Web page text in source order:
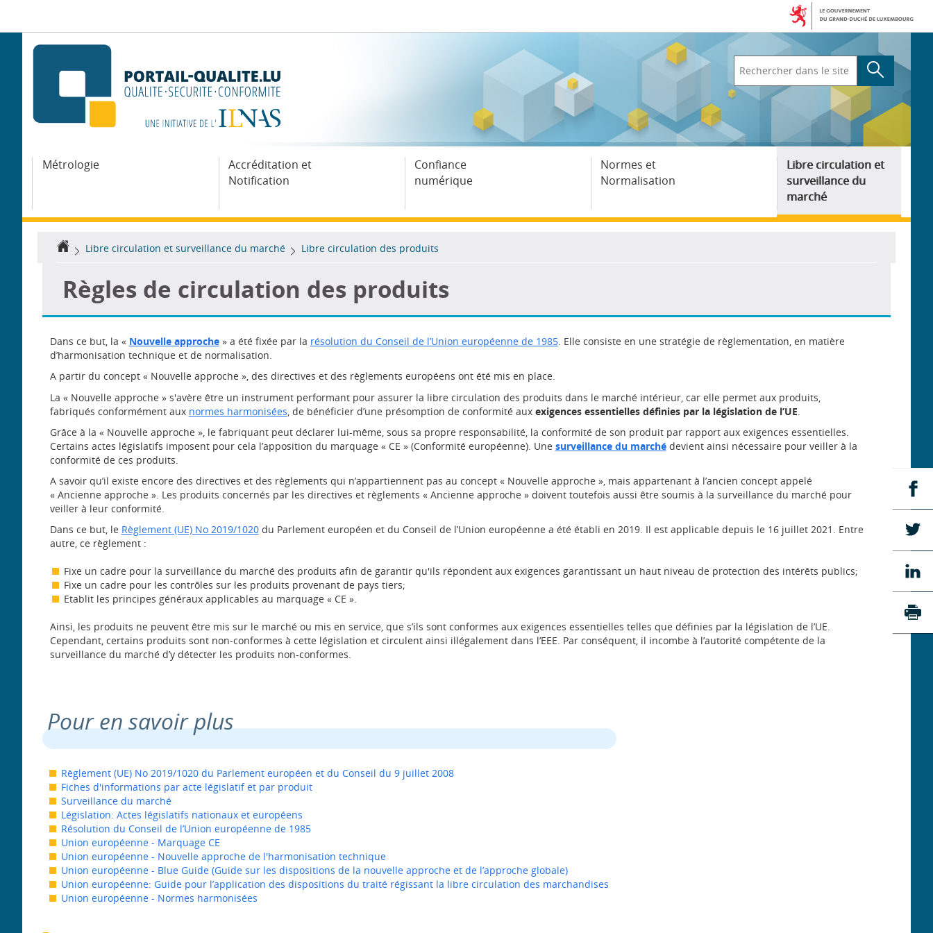
la
navigation
contenu
dans
le
Métrologie
Accréditation et
Notification
Confiance
numérique
Normes et
Normalisation
Libre circulation et
surveillance du
marché
Accueil
Libre circulation et surveillance du marché Libre circulation des produits
Règles de circulation des produits
Dans ce but, la « Nouvelle approche» a été fixée par la résolution du Conseil de l’Union européenne de 1985. Elle consiste en une stratégie de règlementation, en matière
d’harmonisation technique et de normalisation.
A partir du concept « Nouvelle approche », des directives et des règlements européens ont été mis en place.
La « Nouvelle approche » s'avère être un instrument performant pour assurer la libre circulation des produits dans le marché intérieur, car elle permet aux produits,
fabriqués conformément aux normes harmonisées , de bénéficier d’une présomption de conformité aux exigences essentielles définies par la législation de l’UE
Grâce à la « Nouvelle approche », le fabriquant peut déclarer lui-même, sous sa propre responsabilité, la conformité de son produit par rapport aux exigences essentielles.
Certains actes législatifs imposent pour cela l’apposition du marquage « CE » (Conformité européenne). Une surveillance du marchédevient ainsi nécessaire pour veiller à la
conformité de ces produits.
A savoir qu’il existe encore des directives et des règlements qui n’appartiennent pas au concept « Nouvelle approche », mais appartenant à l’ancien concept appelé
« Ancienne approche ». Les produits concernés par les directives et règlements « Ancienne approche » doivent toutefois aussi être soumis à la surveillance du marché pour
veiller à leur conformité.
Dans ce but, le Règlement (UE) No 2019/1020du Parlement européen et du Conseil de l’Union européenne a été établi en 2019. Il est applicable depuis le 16 juillet 2021. Entre
autre, ce règlement :
Fixe un cadre pour la surveillance du marché des produits afin de garantir qu'ils répondent aux exigences garantissant un haut niveau de protection des intérêts publics;
Fixe un cadre pour les contrôles sur les produits provenant de pays tiers;
Etablit les principes généraux applicables au marquage « CE ».
Ainsi, les produits ne peuvent être mis sur le marché ou mis en service, que s’ils sont conformes aux exigences essentielles telles que définies par la législation de l’UE.
Cependant, certains produits sont non-conformes à cette législation et circulent ainsi illégalement dans l’EEE. Par conséquent, il incombe à l’autorité compétente de la
surveillance du marché d’y détecter les produits non-conformes.
Pour en savoir plus
Règlement (UE) No 2019/1020 du Parlement européen et du Conseil du 9 juillet 2008
Fiches d'informations par acte législatif et par produit
Surveillance du marché
Législation: Actes législatifs nationaux et européens
Résolution du Conseil de l’Union européenne de 1985
Union européenne - Marquage CE
Union européenne - Nouvelle approche de l'harmonisation technique
Union européenne - Blue Guide (Guide sur les dispositions de la nouvelle approche et de l’approche globale)
Union européenne: Guide pour l’application des dispositions du traité régissant la libre circulation des marchandises
Union européenne - Normes harmonisées